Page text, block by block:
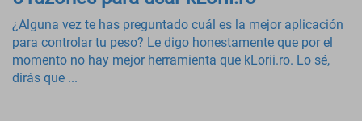
¿Alguna vez te has preguntado cuál es la mejor aplicación
para controlar tu peso? Le digo honestamente que por el
momento no hay mejor herramienta que kLorii.ro. Lo sé,
dirás que ...